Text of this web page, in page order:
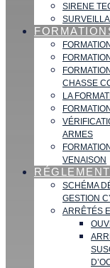
SIRENE
CHASSE
LA
ARMES
VENAISON
SCHÉMA
GESTION
ARRÊTÉS